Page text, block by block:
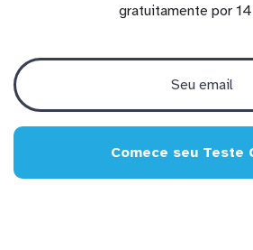
gratuitamente por
Comece seu Teste